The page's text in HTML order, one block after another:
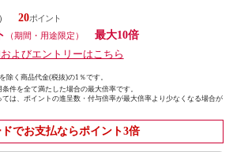
20
（期間・用途限定）
最大10倍
よびエントリーはこちら
く商品代金(税抜)の1％です。
件を全て満たした場合の最大倍率です。
は、ポイントの進呈数・付与倍率が最大倍率より少なくなる場合が
でお支払ならポイント3倍